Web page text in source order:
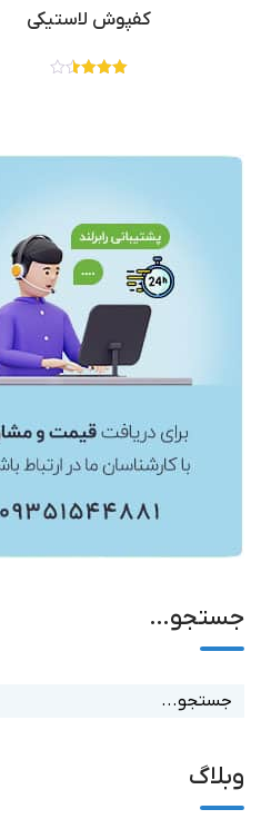
کفپوش لاستیکی
جستجو…
وبلاگ